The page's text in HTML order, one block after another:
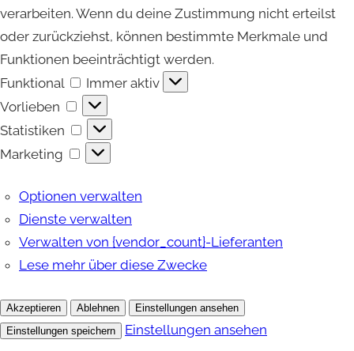
verarbeiten. Wenn du deine Zustimmung nicht erteilst
oder zurückziehst, können bestimmte Merkmale und
Funktionen beeinträchtigt werden.
Funktional
Funktional
Immer aktiv
Vorlieben
Vorlieben
Statistiken
Statistiken
Marketing
Marketing
Optionen verwalten
Dienste verwalten
Verwalten von {vendor_count}-Lieferanten
Lese mehr über diese Zwecke
Akzeptieren Ablehnen
Einstellungen ansehen
Einstellungen speichern
Einstellungen ansehen